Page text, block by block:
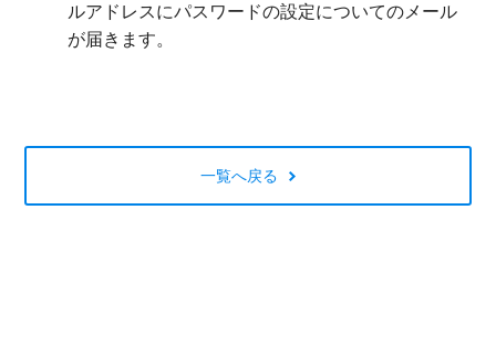
ルアドレスにパスワードの設定についてのメール
が届きます。
一覧へ戻る